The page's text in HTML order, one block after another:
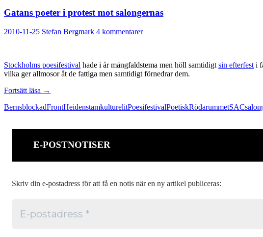
Gatans poeter i protest mot salongernas
2010-11-25 Stefan Bergmark 4 kommentarer
Stockholms poesifestival hade i år mångfaldstema men höll samtidigt sin efterfest i
vilka ger allmosor åt de fattiga men samtidigt förnedrar dem.
Fortsätt läsa Gatans
i
→
BernsblockadFrontHeidenstamkulturelitPoesifestivalPoetiskRödarummetSAC
E-POSTNOTISER
Skriv din e-postadress för att få en notis när en ny artikel publiceras: